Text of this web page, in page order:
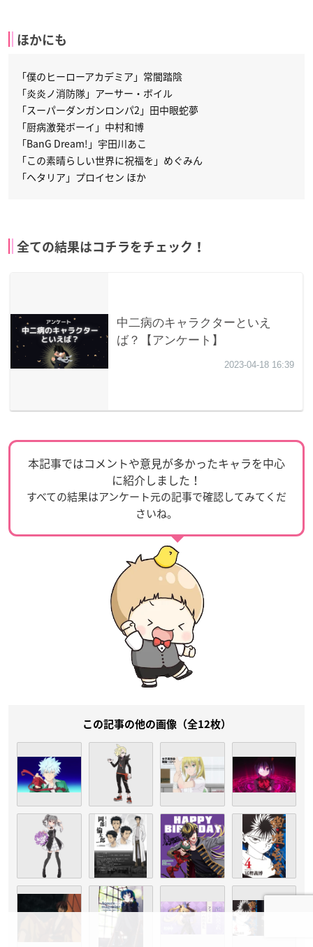
ほかにも
「僕のヒーローアカデミア」常闇踏陰
「炎炎ノ消防隊」アーサー・ボイル
「スーパーダンガンロンパ2」田中眼蛇夢
「厨病激発ボーイ」中村和博
「BanG Dream!」宇田川あこ
「この素晴らしい世界に祝福を」めぐみん
「ヘタリア」プロイセン ほか
全ての結果はコチラをチェック！
本記事ではコメントや意見が多かったキャラを中心
に紹介しました！
すべての結果はアンケート元の記事で確認してみてくだ
さいね。
この記事の他の画像（全12枚）